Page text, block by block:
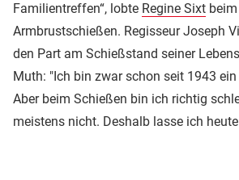
Familientreffen“, lobte Regine Sixt
Armbrustschießen. Regisseur Joseph
den Part am Schießstand seiner
Muth: "Ich bin zwar schon seit 1943
Aber beim Schießen bin ich richtig
meistens nicht. Deshalb lasse ich